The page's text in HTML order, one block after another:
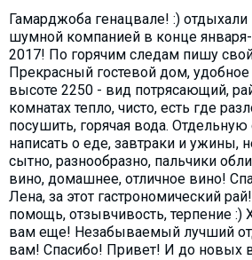
Гамарджоба генацвале! :)
шумной компанией в конце
2017! По горячим следам пишу
Прекрасный гостевой дом,
высоте 2250 - вид потрясающий,
комнатах тепло, чисто, есть где
посушить, горячая вода.
написать о еде, завтраки и ужины,
сытно, разнообразно, пальчики
вино, домашнее, отличное вино!
Лена, за этот гастрономический
помощь, отзывчивость, терпение :)
вам еще! Незабываемый лучший
вам! Спасибо! Привет! И до новых